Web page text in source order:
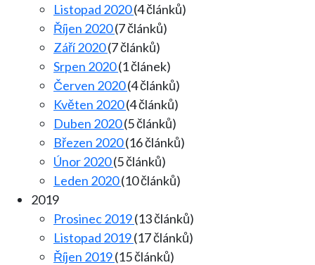
Listopad 2020(4 článků)
Říjen 2020(7 článků)
Září 2020(7 článků)
Srpen 2020(1 článek)
Červen 2020(4 článků)
Květen 2020(4 článků)
Duben 2020(5 článků)
Březen 2020(16 článků)
Únor 2020(5 článků)
Leden 2020(10 článků)
2019
Prosinec 2019(13 článků)
Listopad 2019(17 článků)
Říjen 2019(15 článků)